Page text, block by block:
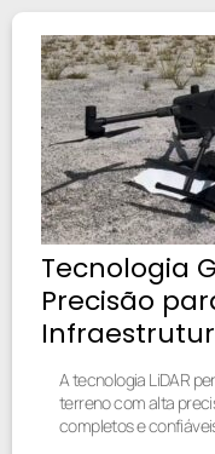
Tecnologia
Precisão
A tecnologia LiDAR
terreno com alta
completos e